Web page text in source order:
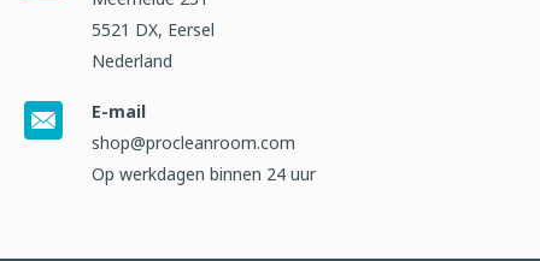
5521 DX, Eersel
Nederland
E-mail
shop@procleanroom.com
Op werkdagen binnen 24 uur